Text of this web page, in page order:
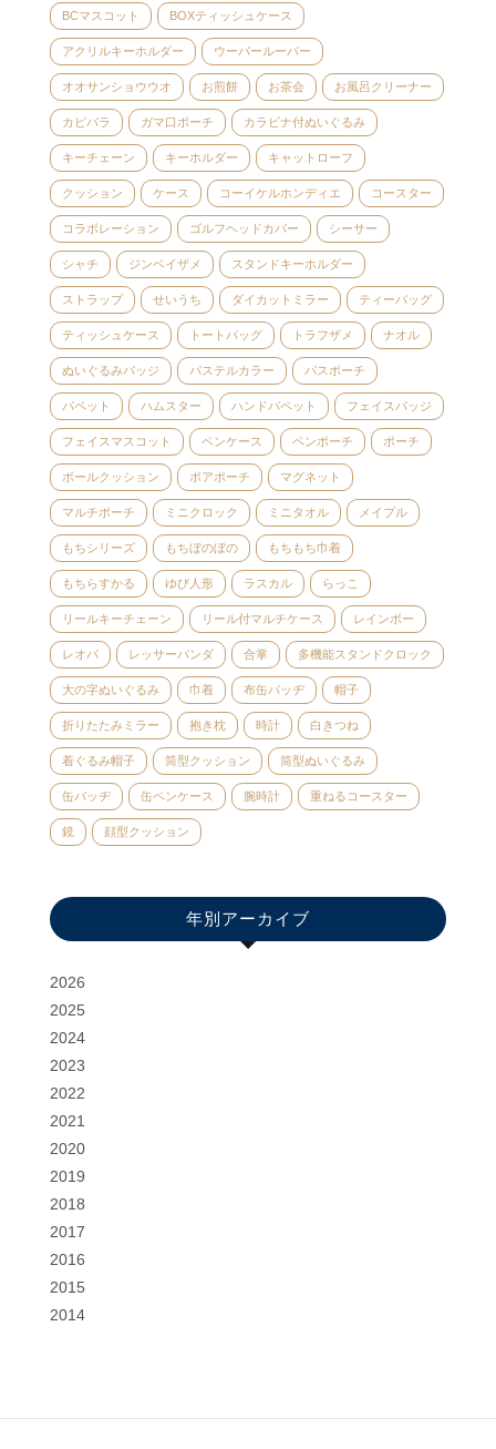
BCマスコット BOXティッシュケース
アクリルキーホルダー ウーパールーパー
オオサンショウウオ お煎餅 お茶会 お風呂クリーナー
カピバラ ガマ口ポーチ カラビナ付ぬいぐるみ
キーチェーン キーホルダー キャットローフ
クッション ケース コーイケルホンディエ コースター
コラボレーション ゴルフヘッドカバー シーサー
シャチ ジンベイザメ スタンドキーホルダー
ストラップ せいうち ダイカットミラー ティーバッグ
ティッシュケース トートバッグ トラフザメ ナオル
ぬいぐるみバッジ パステルカラー パスポーチ
パペット ハムスター ハンドパペット フェイスバッジ
フェイスマスコット ペンケース ペンポーチ ポーチ
ボールクッション ボアポーチ マグネット
マルチポーチ ミニクロック ミニタオル メイプル
もちシリーズ もちぼのぼの もちもち巾着
もちらすかる ゆび人形 ラスカル らっこ
リールキーチェーン リール付マルチケース レインボー
レオパ レッサーパンダ 合掌 多機能スタンドクロック
大の字ぬいぐるみ 巾着 布缶バッヂ 帽子
折りたたみミラー 抱き枕 時計 白きつね
着ぐるみ帽子 筒型クッション 筒型ぬいぐるみ
缶バッヂ 缶ペンケース 腕時計 重ねるコースター
鏡 顔型クッション
年別アーカイブ
2026
2025
2024
2023
2022
2021
2020
2019
2018
2017
2016
2015
2014